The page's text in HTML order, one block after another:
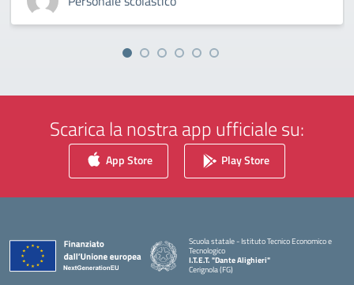
Scarica la nostra app ufficiale su:
App Store Play Store
Scuola statale - Istituto Tecnico Economico e
Tecnologico
I.T.E.T. "Dante Alighieri"
Cerignola (FG)
— Visita la pagina iniziale della scuola